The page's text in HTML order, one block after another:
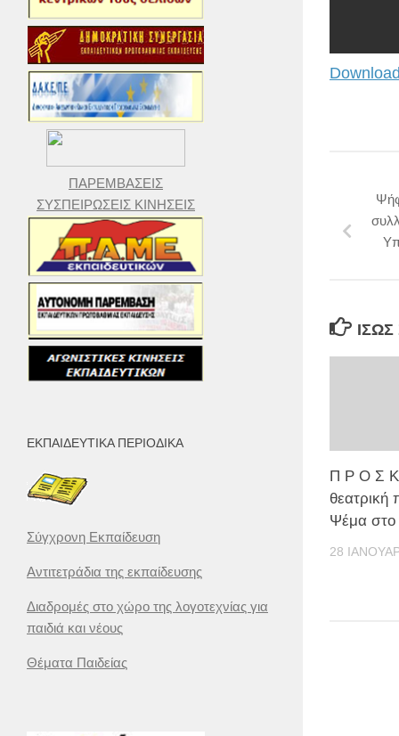
Π Ρ Ο Σ
Ψέμα
28
ΠΑΡΕΜΒΑΣΕΙΣ
ΣΥΣΠΕΙΡΩΣΕΙΣ ΚΙΝΗΣΕΙΣ
ΕΚΠΑΙΔΕΥΤΙΚΆ ΠΕΡΙΟΔΙΚΆ
Σύγχρονη Εκπαίδευση
Αντιτετράδια της εκπαίδευσης
Διαδρομές στο χώρο της λογοτεχνίας για
παιδιά και νέους
Θέματα Παιδείας